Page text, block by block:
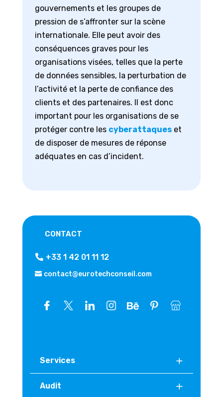
gouvernements et les groupes de
pression de s’affronter sur la scène
internationale. Elle peut avoir des
conséquences graves pour les
organisations visées, telles que la perte
de données sensibles, la perturbation de
l’activité et la perte de confiance des
clients et des partenaires. Il est donc
important pour les organisations de se
protéger contre les cyberattaqueset
de disposer de mesures de réponse
adéquates en cas d’incident.
CONTACT
+33 1 42 01 11 12
contact@eurotechconseil.com
Services
Audit